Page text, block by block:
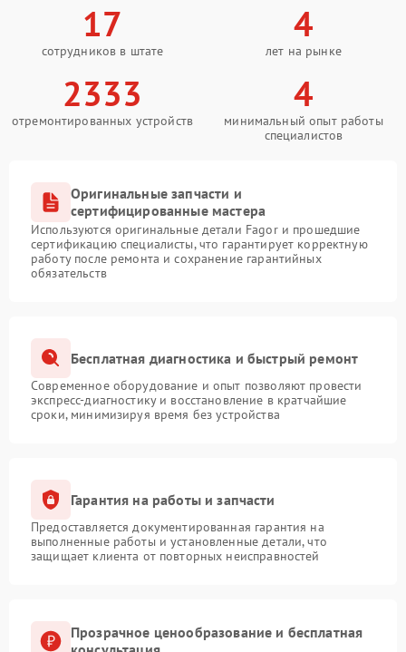
17
сотрудников в штате
4
лет на рынке
2333
отремонтированных устройств
4
минимальный опыт работы
специалистов
Оригинальные запчасти и
сертифицированные мастера
Используются оригинальные детали Fagor и прошедшие
сертификацию специалисты, что гарантирует корректную
работу после ремонта и сохранение гарантийных
обязательств
Бесплатная диагностика и быстрый ремонт
Современное оборудование и опыт позволяют провести
экспресс-диагностику и восстановление в кратчайшие
сроки, минимизируя время без устройства
Гарантия на работы и запчасти
Предоставляется документированная гарантия на
выполненные работы и установленные детали, что
защищает клиента от повторных неисправностей
Прозрачное ценообразование и бесплатная